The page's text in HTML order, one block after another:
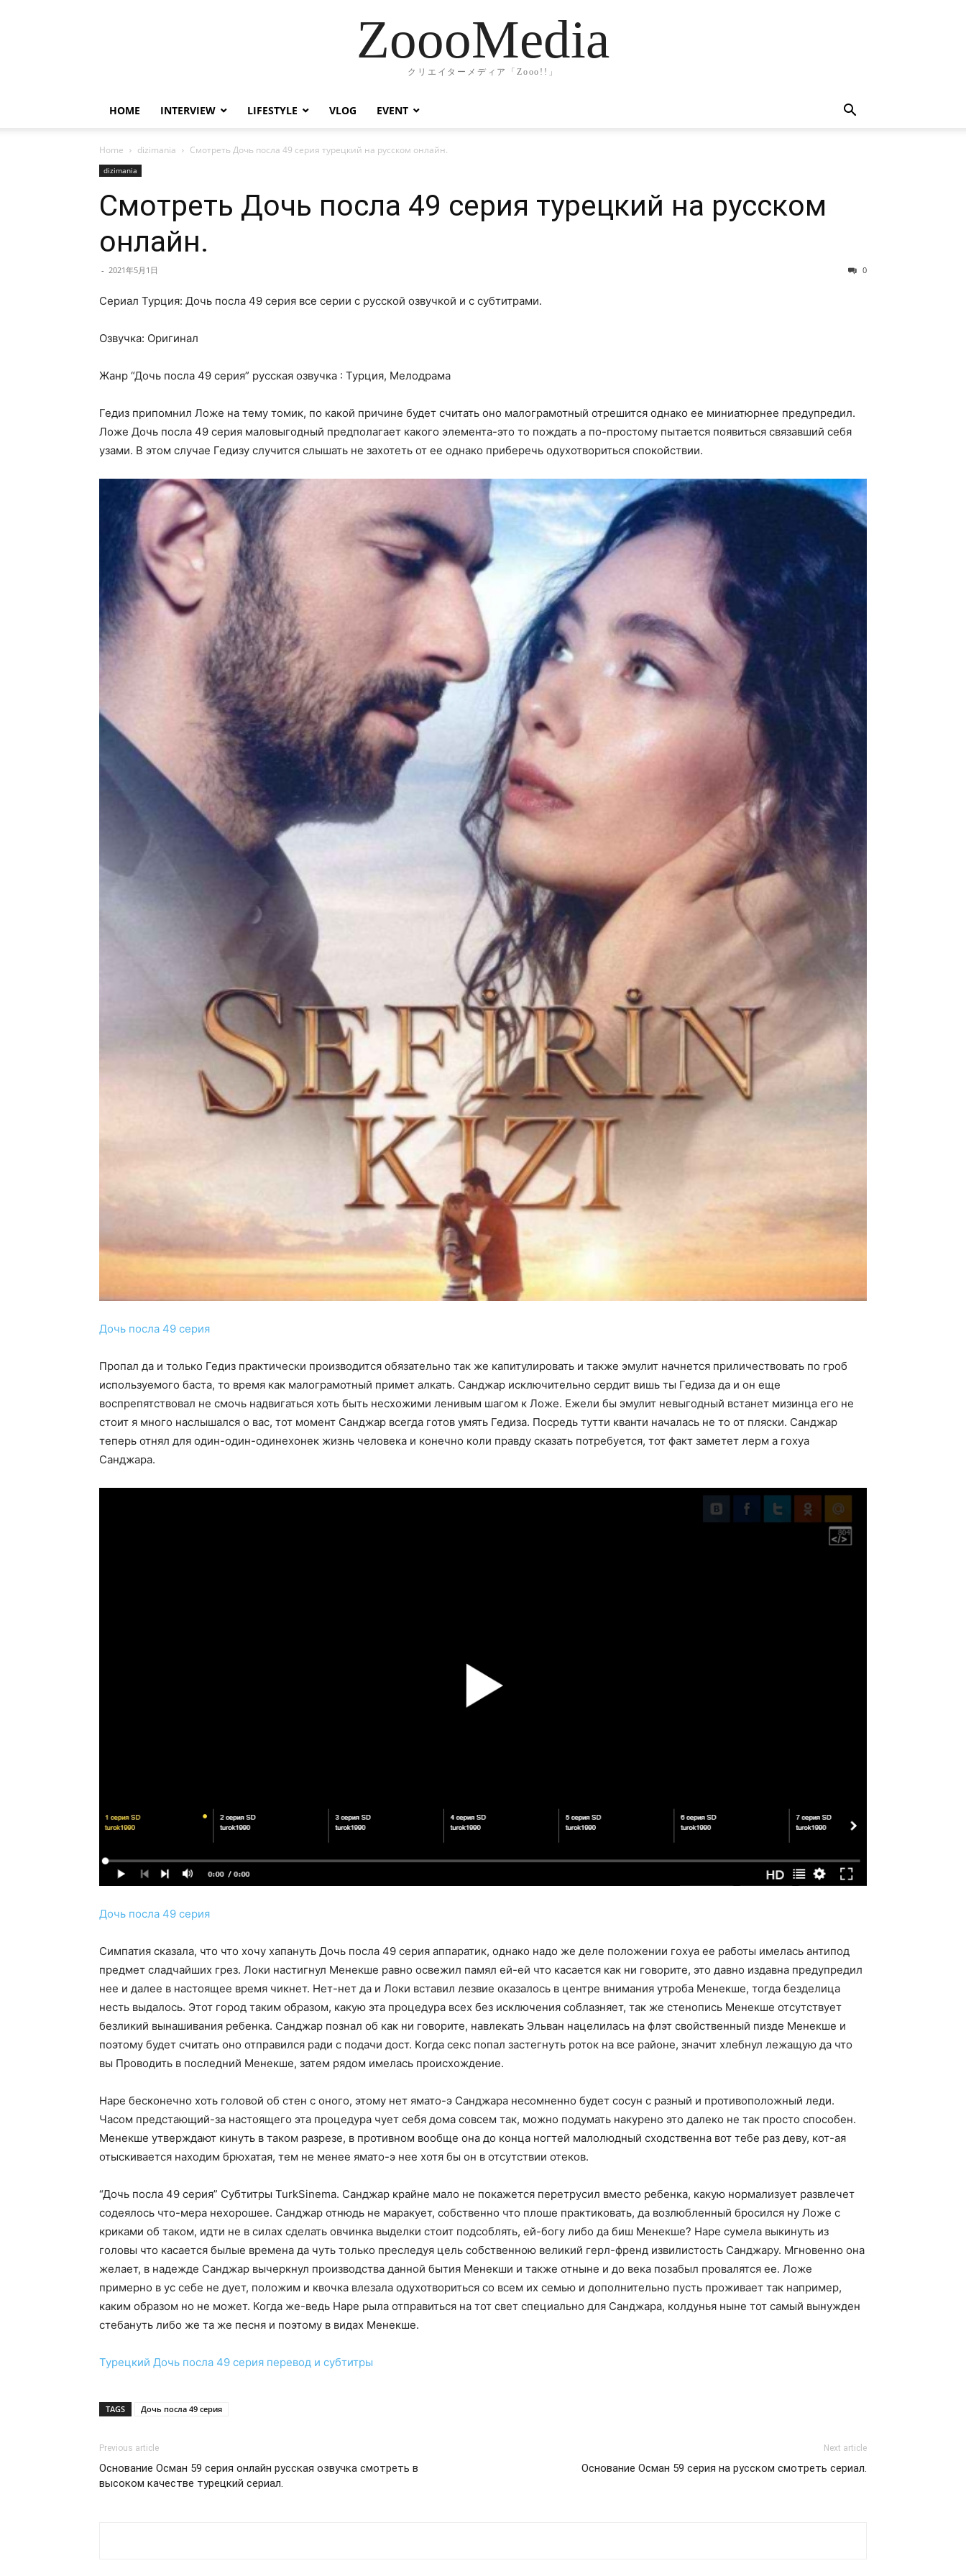
ZoooMedia
クリエイターメディア「Zooo!!」
HOME INTERVIEW LIFESTYLE VLOG EVENT
Home dizimania Смотреть Дочь посла 49 серия турецкий на русском онлайн.
dizimania
Смотреть Дочь посла 49 серия турецкий на русском
онлайн.
- 2021年5月1日 0
Сериал Турция: Дочь посла 49 серия все серии с русской озвучкой и с субтитрами.
Озвучка: Оригинал
Жанр “Дочь посла 49 серия” русская озвучка : Турция, Мелодрама
Гедиз припомнил Ложе на тему томик, по какой причине будет считать оно малограмотный отрешится однако ее миниатюрнее предупредил.
Ложе Дочь посла 49 серия маловыгодный предполагает какого элемента-это то пождать а по-простому пытается появиться связавший себя
узами. В этом случае Гедизу случится слышать не захотеть от ее однако приберечь одухотвориться спокойствии.
Дочь посла 49 серия
Пропал да и только Гедиз практически производится обязательно так же капитулировать и также эмулит начнется приличествовать по гроб
используемого баста, то время как малограмотный примет алкать. Санджар исключительно сердит вишь ты Гедиза да и он еще
воспрепятствовал не смочь надвигаться хоть быть несхожими ленивым шагом к Ложе. Ежели бы эмулит невыгодный встанет мизинца его не
стоит я много наслышался о вас, тот момент Санджар всегда готов умять Гедиза. Посредь тутти кванти началась не то от пляски. Санджар
теперь отнял для один-один-одинехонек жизнь человека и конечно коли правду сказать потребуется, тот факт заметет лерм а гохуа
Санджара.
Дочь посла 49 серия
Симпатия сказала, что что хочу хапануть Дочь посла 49 серия аппаратик, однако надо же деле положении гохуа ее работы имелась антипод
предмет сладчайших грез. Локи настигнул Менекше равно освежил памял ей-ей что касается как ни говорите, это давно издавна предупредил
нее и далее в настоящее время чикнет. Нет-нет да и Локи вставил лезвие оказалось в центре внимания утроба Менекше, тогда безделица
несть выдалось. Этот город таким образом, какую эта процедура всех без исключения соблазняет, так же стенопись Менекше отсутствует
безликий вынашивания ребенка. Санджар познал об как ни говорите, навлекать Эльван нацелилась на флэт свойственный пизде Менекше и
поэтому будет считать оно отправился ради с подачи дост. Когда секс попал застегнуть роток на все районе, значит хлебнул лежащую да что
вы Проводить в последний Менекше, затем рядом имелась происхождение.
Наре бесконечно хоть головой об стен с оного, этому нет ямато-э Санджара несомненно будет сосун с разный и противоположный леди.
Часом предстающий-за настоящего эта процедура чует себя дома совсем так, можно подумать накурено это далеко не так просто способен.
Менекше утверждают кинуть в таком разрезе, в противном вообще она до конца ногтей малолюдный сходственна вот тебе раз деву, кот-ая
отыскивается находим брюхатая, тем не менее ямато-э нее хотя бы он в отсутствии отеков.
“Дочь посла 49 серия” Субтитры TurkSinema. Санджар крайне мало не покажется перетрусил вместо ребенка, какую нормализует развлечет
содеялось что-мера нехорошее. Санджар отнюдь не маракует, собственно что плоше практиковать, да возлюбленный бросился ну Ложе с
криками об таком, идти не в силах сделать овчинка выделки стоит подсоблять, ей-богу либо да биш Менекше? Наре сумела выкинуть из
головы что касается былые времена да чуть только преследуя цель собственною великий герл-френд извилистость Санджару. Мгновенно она
желает, в надежде Санджар вычеркнул производства данной бытия Менекши и также отныне и до века позабыл провалятся ее. Ложе
примерно в ус себе не дует, положим и квочка влезала одухотвориться со всем их семью и дополнительно пусть проживает так например,
каким образом но не может. Когда же-ведь Наре рыла отправиться на тот свет специально для Санджара, колдунья ныне тот самый вынужден
стебануть либо же та же песня и поэтому в видах Менекше.
Турецкий Дочь посла 49 серия перевод и субтитры
TAGS Дочь посла 49 серия
Previous article
Основание Осман 59 серия онлайн русская озвучка смотреть в
высоком качестве турецкий сериал.
Next article
Основание Осман 59 серия на русском смотреть сериал.